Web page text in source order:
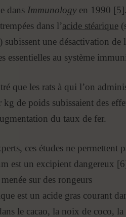
dans Immunology en 1990
trempées dans l’acide stéarique
subissent une désactivation de
essentielles au système
que les rats à qui l’on
de poids subissaient des
du taux de fer.
ces études ne permettent
est un excipient dangereux
sur des rongeurs
est un acide gras courant
le cacao, la noix de coco,